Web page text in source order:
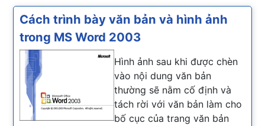
Cách trình bày văn bản và hình ảnh
trong MS Word 2003
Hình ảnh sau khi được chèn
vào nội dung văn bản
thường sẽ nằm cố định và
tách rời với văn bản làm cho
bố cục của trang văn bản